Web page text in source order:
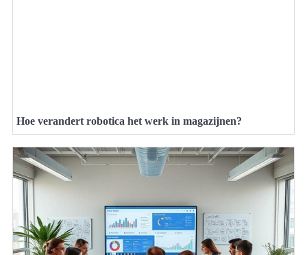
Hoe verandert robotica het werk in magazijnen?